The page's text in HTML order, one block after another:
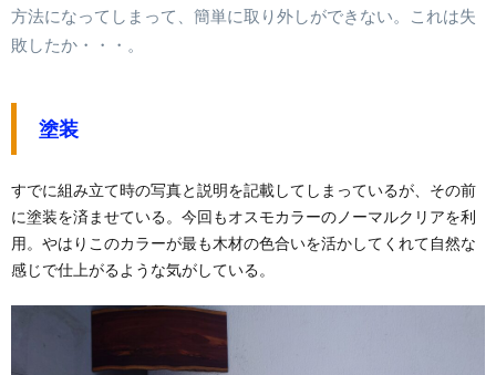
方法になってしまって、簡単に取り外しができない。これは失
敗したか・・・。
塗装
すでに組み立て時の写真と説明を記載してしまっているが、その前
に塗装を済ませている。今回もオスモカラーのノーマルクリアを利
用。やはりこのカラーが最も木材の色合いを活かしてくれて自然な
感じで仕上がるような気がしている。